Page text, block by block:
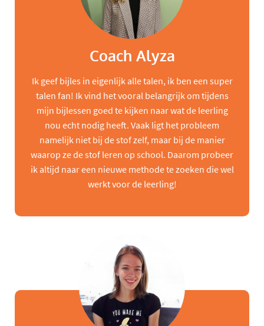
Coach Alyza
Ik geef bijles in eigenlijk alle talen, ik ben een super
talen fan! Ik vind het vooral belangrijk om tijdens
mijn bijlessen goed te kijken naar wat de leerling
nou echt nodig heeft. Vaak ligt het probleem
namelijk niet bij de stof zelf, maar bij de manier
waarop ze de stof leren op school. Daarom probeer
ik altijd naar een nieuwe methode te zoeken die wel
werkt voor de leerling!